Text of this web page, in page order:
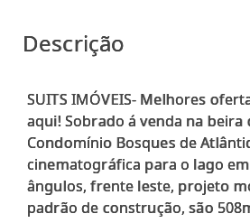
Descrição
SUITS IMÓVEIS- Melhores
aqui! Sobrado á venda na beira
Condomínio Bosques de
cinematográfica para o lago
ângulos, frente leste, projeto
padrão de construção, são